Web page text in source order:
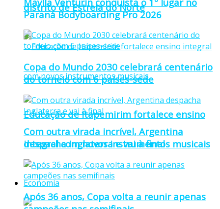
distrito de Estrela do Norte
Educação de Itapemirim fortalece ensino
integral com novos instrumentos musicais
Economia
Paraná Bodyboarding Pro 2026
Copa do Mundo 2030 celebrará centenário
do torneio com 6 países-sede
Com outra virada incrível, Argentina
despacha Inglaterra e vai à final
Após 36 anos, Copa volta a reunir apenas